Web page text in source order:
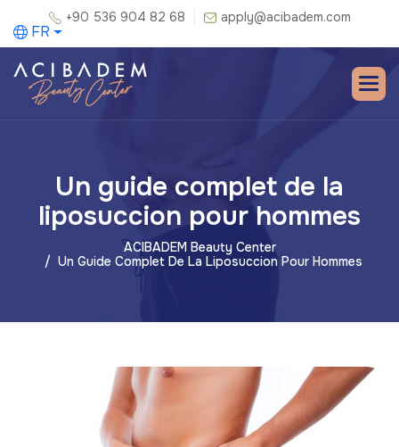
+90 536 904 82 68 apply@acibadem.com
FR
Un guide complet de la
liposuccion pour hommes
ACIBADEM Beauty Center
Un Guide Complet De La Liposuccion Pour Hommes